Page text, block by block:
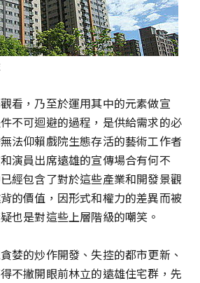
看，乃至於運用其中的元素做宣
不可迴避的過程，是供給需求的必
法仰賴戲院生態存活的藝術工作者
演員出席遠雄的宣傳場合有何不
經包含了對於這些產業和開發景觀
的價值，因形式和權力的差異而被
也是對這些上層階級的嘲笑。
婪的炒作開發、失控的都市更新、
不撇開眼前林立的遠雄住宅群，先